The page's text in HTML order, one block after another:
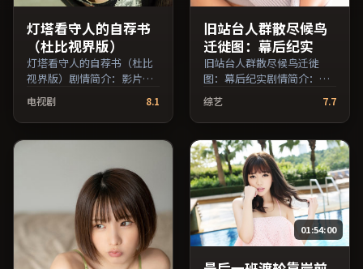
灯塔看守人的自荐书
（杜比视界版）
灯塔看守人的自荐书（杜比
视界版）剧情简介：影片以
冷静叙事铺陈人物处境，现
实压力与理想执念相互拉
扯；由维伦纽瓦执导，役所
广司、孙俪、凯特·布兰切
类型，2022年上映 / 2022年
8月10日于英国地区院线首
映，网络平台同步更新片
源。影片信息含剧情简介与
主创阵容，便于检索与比
对。（国产影视资源大全免
费条目索引，支持片名与演
电视剧 8.1
旧站台人群散尽候鸟
迁徙图：幕后纪实
旧站台人群散尽候鸟迁徙
图：幕后纪实剧情简介：节
奏在沉静与爆发之间交替，
悬念逐步揭开却保留开放式
回味；由乌尔善执导，沈
腾、章子怡、松隆子等主
演，韩国出品，冒险类型，
2019年上映 / 2019年1月24
日于韩国地区院线首映，网
络平台同步更新片源。整体
观感沉稳耐看，适合反复品
味台词与镜头。（国产影视
资源大全免费条目索引，支
持片名与演员交叉检索。）
综艺 7.7
01:54:00